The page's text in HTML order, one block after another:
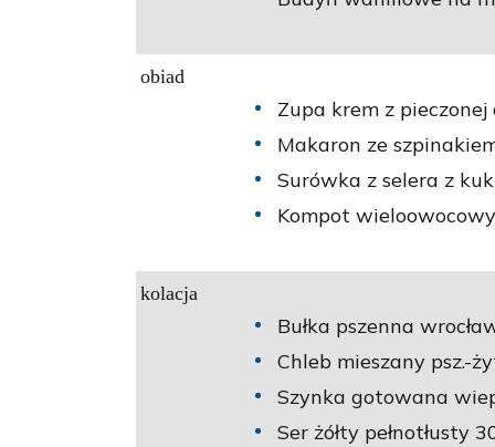
obiad
Zupa krem z
Makaron ze
Surówka z selera z
Kompot
kolacja
Bułka pszenna
Chleb mieszany psz.-
Szynka gotowana
Ser żółty pełnotłusty